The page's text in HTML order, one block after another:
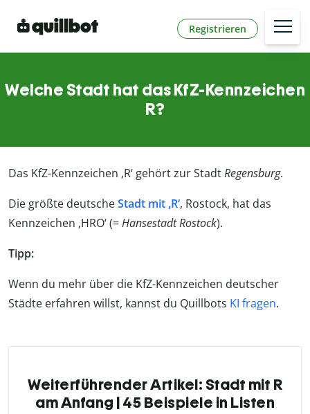
Registrieren
Welche Stadt hat das KfZ-Kennzeichen
R?
Das KfZ-Kennzeichen ‚R‘ gehört zur StadtRegensburg.
Die größte deutscheStadt mit ‚R‘, Rostock, hat das
Kennzeichen ‚HRO‘ (=Hansestadt Rostock).
Tipp:
Wenn du mehr über die KfZ-Kennzeichen deutscher
Städte erfahren willst, kannst du Quillbots KI fragen.
Weiterführender Artikel: Stadt mit R
am Anfang | 45 Beispiele in Listen